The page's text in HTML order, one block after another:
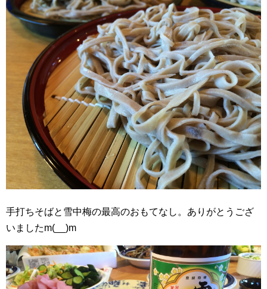
手打ちそばと雪中梅の最高のおもてなし。ありがとうござ
いましたm(__)m